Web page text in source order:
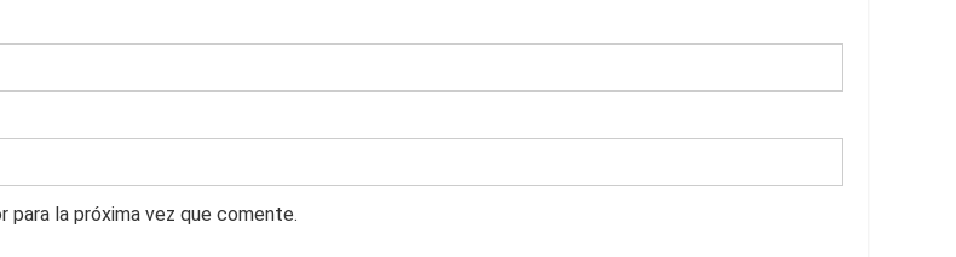
para la próxima vez que comente.